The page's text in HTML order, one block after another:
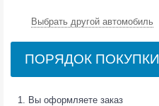
Выбрать другой автомобиль
ПОРЯДОК ПОКУПКИ
Вы оформляете заказ